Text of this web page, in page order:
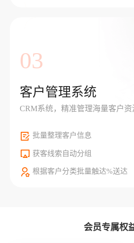
03
客户管理系统
CRM系统，精准管理海量客户资
批量整理客户信息
获客线索自动分组
根据客户分类批量触达%送达
会员专属权